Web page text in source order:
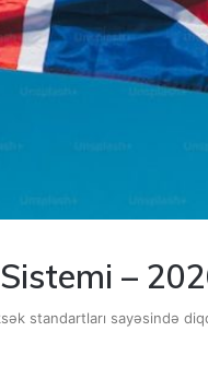
–
standartları sayəsində